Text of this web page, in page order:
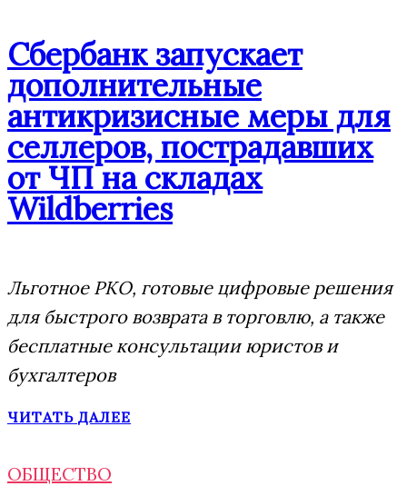
Сбербанк запускает
дополнительные
антикризисные меры для
селлеров, пострадавших
от ЧП на складах
Wildberries
Льготное РКО, готовые цифровые решения
для быстрого возврата в торговлю, а также
бесплатные консультации юристов и
бухгалтеров
ЧИТАТЬ ДАЛЕЕ
ОБЩЕСТВО